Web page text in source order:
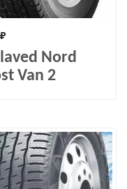
₽
Nord
Van 2